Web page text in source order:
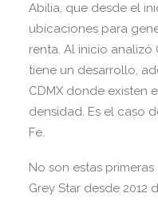
Abilia, que desde el
ubicaciones para
renta. Al inicio
tiene un desarrollo,
CDMX donde existen
densidad. Es el caso
Fe.
No son estas
Grey Star desde 2012